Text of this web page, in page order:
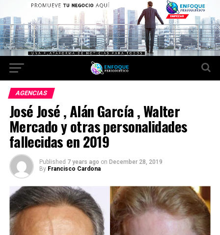
AGENCIAS
José José , Alán García , Walter
Mercado y otras personalidades
fallecidas en 2019
Published 7 years ago on December 28, 2019
By Francisco Cardona